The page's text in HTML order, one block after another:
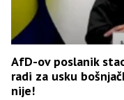
AfD-ov poslanik
radi za usku
nije!